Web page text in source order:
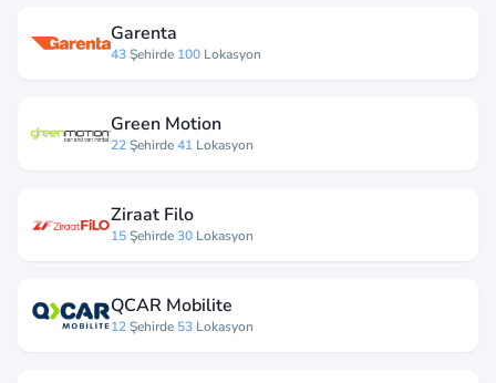
Garenta
43Şehirde 100 Lokasyon
Green Motion
22Şehirde41 Lokasyon
Ziraat Filo
15Şehirde30 Lokasyon
QCAR Mobilite
12Şehirde 53 Lokasyon